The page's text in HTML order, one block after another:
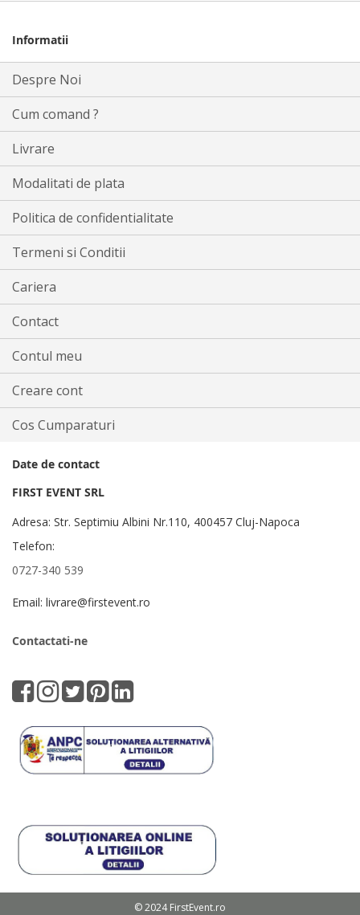
Informatii
Despre Noi
Cum comand ?
Livrare
Modalitati de plata
Politica de confidentialitate
Termeni si Conditii
Cariera
Contact
Contul meu
Creare cont
Cos Cumparaturi
Date de contact
FIRST EVENT SRL
Adresa: Str. Septimiu Albini Nr.110, 400457 Cluj-Napoca
Telefon:
0727-340 539
Email: livrare@firstevent.ro
Contactati-ne
© 2024 FirstEvent.ro